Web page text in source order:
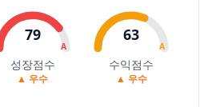
54805.18
275932
5540 1.09
389296
5460-1.44
251139
5600 1716007
79
A
성장점수
▲ 우수
63
A
수익점수
▲ 우수